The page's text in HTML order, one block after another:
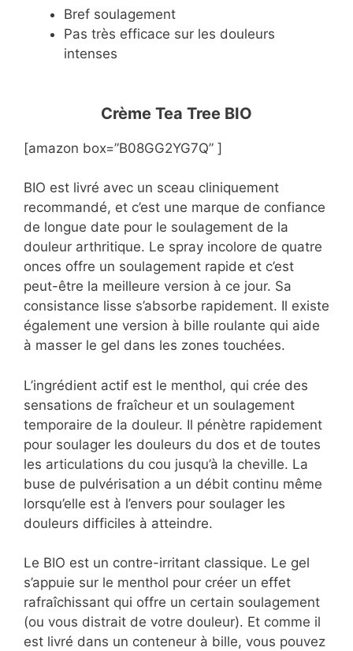
Bref soulagement
Pas très efficace sur les douleurs
intenses
Crème Tea Tree BIO
[amazon box=”B08GG2YG7Q” ]
BIO est livré avec un sceau cliniquement
recommandé, et c’est une marque de confiance
de longue date pour le soulagement de la
douleur arthritique. Le spray incolore de quatre
onces offre un soulagement rapide et c’est
peut-être la meilleure version à ce jour. Sa
consistance lisse s’absorbe rapidement. Il existe
également une version à bille roulante qui aide
à masser le gel dans les zones touchées.
L’ingrédient actif est le menthol, qui crée des
sensations de fraîcheur et un soulagement
temporaire de la douleur. Il pénètre rapidement
pour soulager les douleurs du dos et de toutes
les articulations du cou jusqu’à la cheville. La
buse de pulvérisation a un débit continu même
lorsqu’elle est à l’envers pour soulager les
douleurs difficiles à atteindre.
Le BIO est un contre-irritant classique. Le gel
s’appuie sur le menthol pour créer un effet
rafraîchissant qui offre un certain soulagement
(ou vous distrait de votre douleur). Et comme il
est livré dans un conteneur à bille, vous pouvez